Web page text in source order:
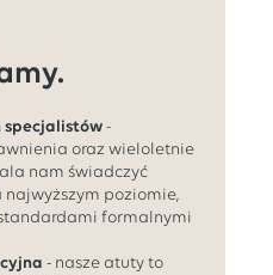
specjalistów -
oraz wieloletnie
nam świadczyć
najwyższym poziomie,
formalnymi
- nasze atuty to